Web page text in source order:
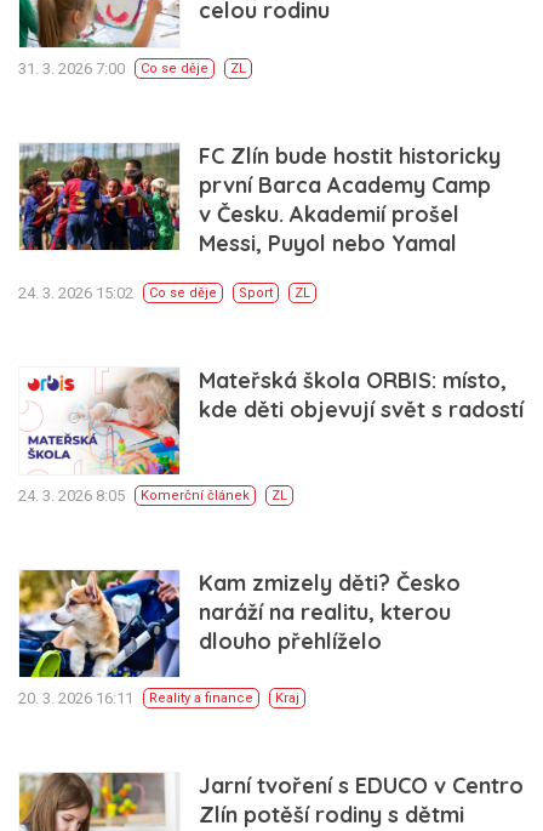
celou rodinu
31. 3. 2026 7:00 Co se děje ZL
FC Zlín bude hostit historicky
první Barca Academy Camp
v Česku. Akademií prošel
Messi, Puyol nebo Yamal
24. 3. 2026 15:02 Co se děje Sport ZL
Mateřská škola ORBIS: místo,
kde děti objevují svět s radostí
24. 3. 2026 8:05 Komerční článek ZL
Kam zmizely děti? Česko
naráží na realitu, kterou
dlouho přehlíželo
20. 3. 2026 16:11 Reality a finance Kraj
Jarní tvoření s EDUCO v Centro
Zlín potěší rodiny s dětmi